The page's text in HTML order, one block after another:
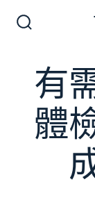
切
換
開
關有
體